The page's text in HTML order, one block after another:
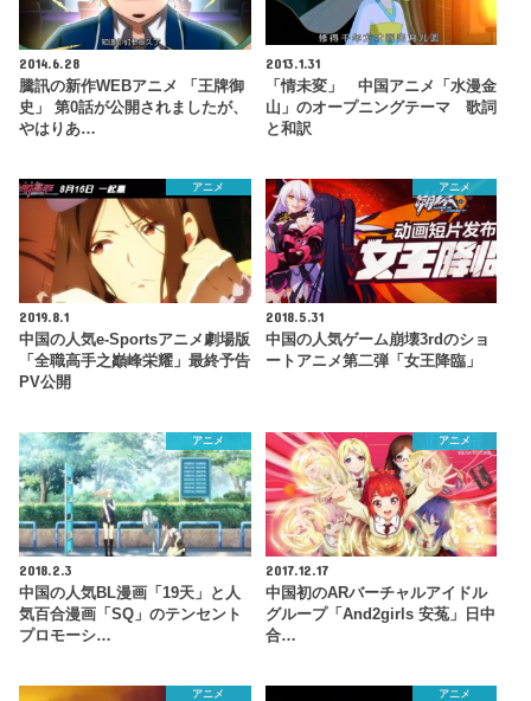
2014.6.28
騰訊の新作WEBアニメ 「王牌御
史」 第0話が公開されましたが、
やはりあ…
2013.1.31
「情未変」 中国アニメ「水漫金
山」のオープニングテーマ 歌詞
と和訳
アニメ
2019.8.1
中国の人気e-Sportsアニメ劇場版
「全職高手之巓峰栄耀」最終予告
PV公開
アニメ
2018.5.31
中国の人気ゲーム崩壊3rdのショ
ートアニメ第二弾「女王降臨」
アニメ
2018.2.3
中国の人気BL漫画「19天」と人
気百合漫画「SQ」のテンセント
プロモーシ…
アニメ
2017.12.17
中国初のARバーチャルアイドル
グループ「And2girls 安菟」日中
合…
アニメ アニメ